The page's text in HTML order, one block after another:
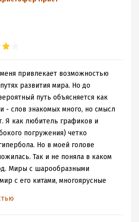
Два иллюзиониста, вражда между
лежит на нем.
друг друга, они
престидижитаторского
позади своих конкурентов,
противостояние. Им приходится
признание публики, но и за
и техников, лучших
(или умеющих создать иллюзию
женщин.
читайте сами. Потому что текст
как фокусы, секрет выполнения
меня привлекает возможностью
развития мира. Но до
путь объясняется как
- слов знакомых много, но смысл
Я как любитель графиков и
погружения) четко
Но в моей голове
Так и не поняла в каком
Миры с шарообразными
с его китами, многоярусные